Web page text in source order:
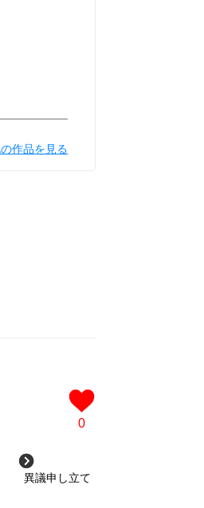
作品を見る
0
異議申し立て